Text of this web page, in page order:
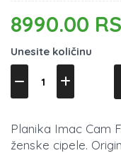
8990.00
Unesite količinu
Planika Imac Cam
ženske cipele.